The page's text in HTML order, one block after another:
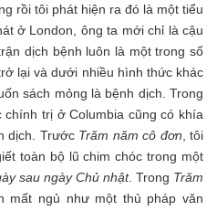
rồi tôi phát hiện ra đó là một tiểu
ở London, ông ta mới chỉ là cậu
dịch bệnh luôn là một trong số
lại và dưới nhiều hình thức khác
sách mỏng là bệnh dịch. Trong
trị ở Columbia cũng có khía
dịch. Trước Trăm năm cô đơn, tôi
toàn bộ lũ chim chóc trong một
sau ngày Chủ nhật. Trong Trăm
mất ngủ như một thủ pháp văn